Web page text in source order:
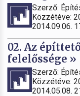
Szerző:
Közzétéve:
2014.09.06.
02. Az
felelőssége »
Szerző:
Közzétéve:
2014.05.08.